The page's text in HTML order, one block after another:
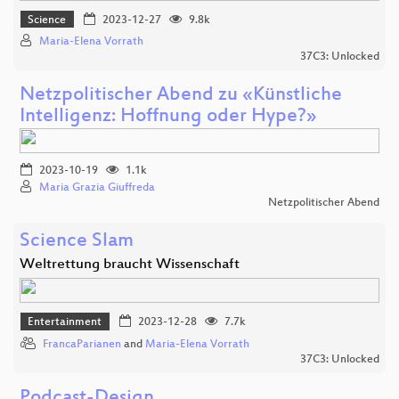
Science 2023-12-27
9.8k
Maria-Elena Vorrath
37C3: Unlocked
Netzpolitischer Abend zu «Künstliche
Intelligenz: Hoffnung oder Hype?»
2023-10-19
1.1k
Maria Grazia Giuffreda
Netzpolitischer Abend
Science Slam
Weltrettung braucht Wissenschaft
Entertainment 2023-12-28
7.7k
FrancaParianen and Maria-Elena Vorrath
37C3: Unlocked